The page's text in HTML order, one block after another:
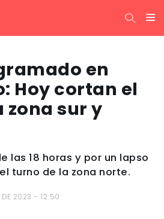
en
Hoy cortan el
zona sur y
las 18 horas y por un lapso
turno de la zona norte.
DE 2023 - 12:50